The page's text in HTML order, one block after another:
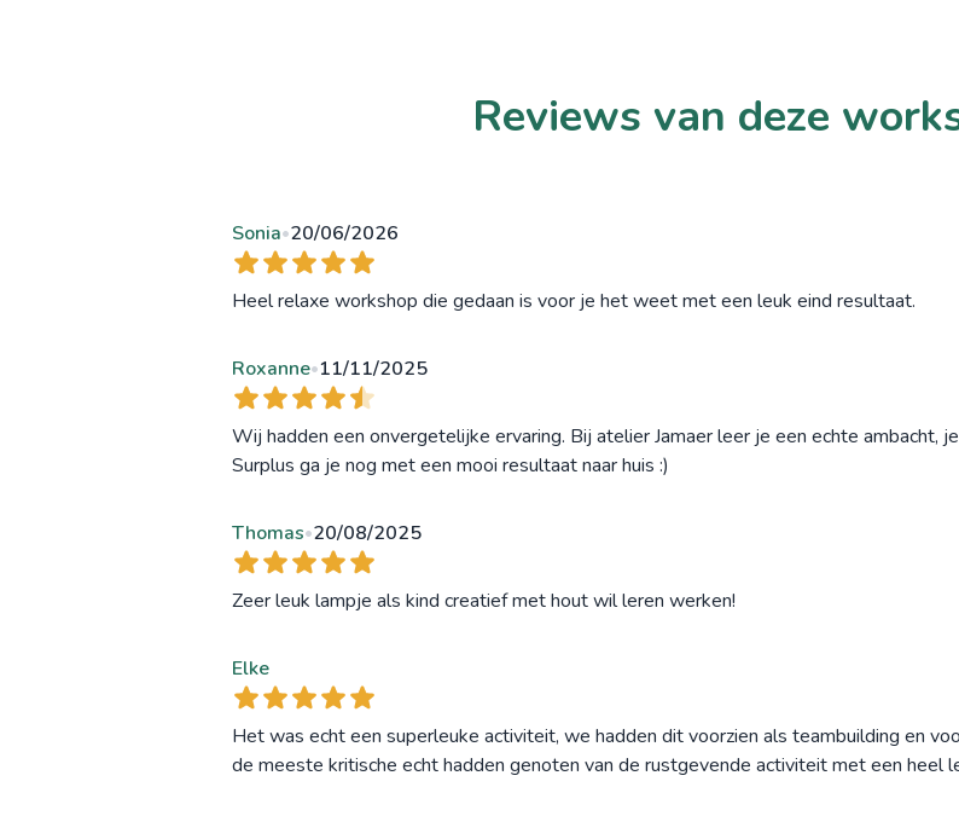
Reviews van deze
Sonia•20/06/2026
Heel relaxe workshop die gedaan is voor je het weet met een leuk eind resultaat.
Roxanne•11/11/2025
Wij hadden een onvergetelijke ervaring. Bij atelier Jamaer leer je een echte
Surplus ga je nog met een mooi resultaat naar huis :)
Thomas•20/08/2025
Zeer leuk lampje als kind creatief met hout wil leren werken!
Elke
Het was echt een superleuke activiteit, we hadden dit voorzien als teambuilding en
de meeste kritische echt hadden genoten van de rustgevende activiteit met een heel